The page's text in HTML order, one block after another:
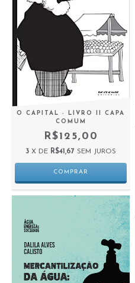
O CAPITAL - LIVRO II CAPA
COMUM
R$125,00
3 X DE R$41,67 SEM JUROS